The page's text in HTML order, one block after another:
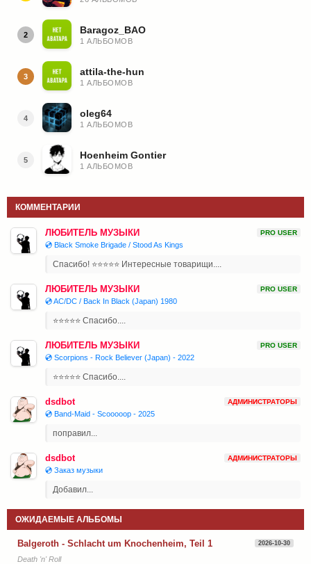
2 Baragoz_BAO
1 АЛЬБОМОВ
3 attila-the-hun
1 АЛЬБОМОВ
4 oleg64
1 АЛЬБОМОВ
5 Hoenheim Gontier
1 АЛЬБОМОВ
КОММЕНТАРИИ
ЛЮБИТЕЛЬ МУЗЫКИ PRO USER
💿 Black Smoke Brigade / Stood As Kings
Спасибо! ⭐⭐⭐⭐⭐ Интересные товарищи....
ЛЮБИТЕЛЬ МУЗЫКИ PRO USER
💿 AC/DC / Back In Black (Japan) 1980
⭐⭐⭐⭐⭐ Спасибо....
ЛЮБИТЕЛЬ МУЗЫКИ PRO USER
💿 Scorpions - Rock Believer (Japan) - 2022
⭐⭐⭐⭐⭐ Спасибо....
dsdbot АДМИНИСТРАТОРЫ
💿 Band-Maid - Scooooop - 2025
поправил...
dsdbot АДМИНИСТРАТОРЫ
💿 Заказ музыки
Добавил...
ОЖИДАЕМЫЕ АЛЬБОМЫ
Balgeroth - Schlacht um Knochenheim, Teil 1 2026-10-30
Death 'n' Roll